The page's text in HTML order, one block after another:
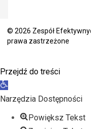
© 2026 Zespół
prawa zastrzeżone
Przejdź do treści
Otwórz
pasek
narzędzi
Narzędzia Dostępności
Powiększ Tekst